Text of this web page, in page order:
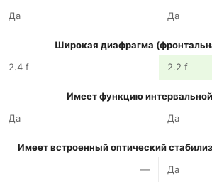
Да
Да
Широкая диафрагма
2.4 f
2.2 f
Имеет функцию
Да
Да
Имеет встроенный оптический
—
Да